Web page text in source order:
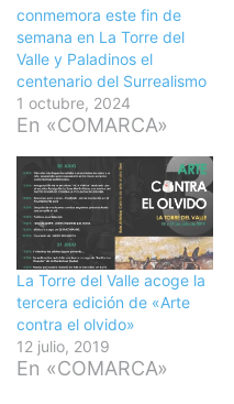
conmemora este fin de
semana en La Torre del
Valle y Paladinos el
centenario del Surrealismo
1 octubre, 2024
En «COMARCA»
La Torre del Valle acoge la
tercera edición de «Arte
contra el olvido»
12 julio, 2019
En «COMARCA»